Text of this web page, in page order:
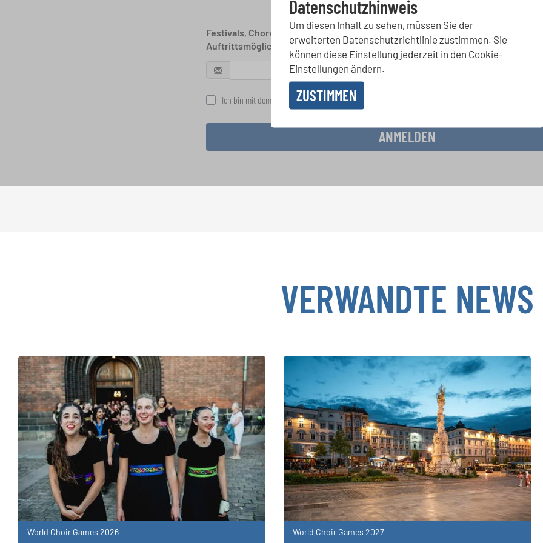
Datenschutzhinweis
Um diesen Inhalt zu sehen, müssen Sie der
erweiterten Datenschutzrichtlinie zustimmen. Sie
können diese Einstellung jederzeit in den Cookie-
Einstellungen ändern.
ZUSTIMMEN
Festivals, Chorwettbewerbe, Mitsingprojekte: Besondere
Auftrittsmöglichkeiten bekommen Sie im kostenlosen INTERKULTUR-
Ich bin mit dem Erhalt des Newsletters einverstanden und akzeptiere die
ANMELDEN
VERWANDTE NEWS
World Choir Games 2026 World Choir Games 2027